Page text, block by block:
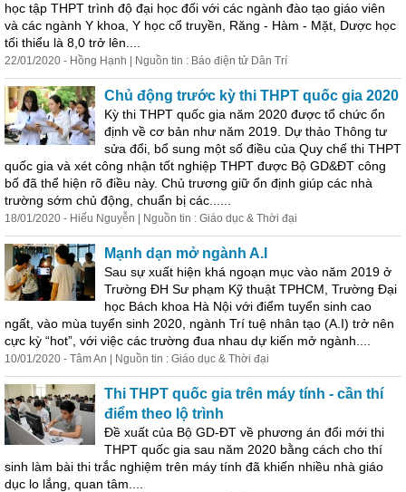
học tập THPT trình độ đại học đối với các ngành đào tạo giáo viên
và các ngành Y khoa, Y học cổ truyền, Răng - Hàm - Mặt, Dược học
tối thiểu là 8,0 trở lên....
22/01/2020 - Hồng Hạnh | Nguồn tin : Báo điện tử Dân Trí
Chủ động trước kỳ thi THPT quốc gia 2020
Kỳ thi THPT quốc gia năm 2020 được tổ chức ổn
định về cơ bản như năm 2019. Dự thảo Thông tư
sửa đổi, bổ sung một số điều của Quy chế thi THPT
quốc gia và xét công nhận tốt nghiệp THPT được Bộ GD&ĐT công
bố đã thể hiện rõ điều này. Chủ trương giữ ổn định giúp các nhà
trường sớm chủ động, chuẩn bị các......
18/01/2020 - Hiếu Nguyễn | Nguồn tin : Giáo dục & Thời đại
Mạnh dạn mở ngành A.I
Sau sự xuất hiện khá ngoạn mục vào năm 2019 ở
Trường ĐH Sư phạm Kỹ thuật TPHCM, Trường Đại
học Bách khoa Hà Nội với điểm tuyển sinh cao
ngất, vào mùa tuyển sinh 2020, ngành Trí tuệ nhân tạo (A.I) trở nên
cực kỳ “hot”, với việc các trường đua nhau dự kiến mở ngành....
10/01/2020 - Tâm An | Nguồn tin : Giáo dục & Thời đại
Thi THPT quốc gia trên máy tính - cần thí
điểm theo lộ trình
Đề xuất của Bộ GD-ĐT về phương án đổi mới thi
THPT quốc gia sau năm 2020 bằng cách cho thí
sinh làm bài thi trắc nghiệm trên máy tính đã khiến nhiều nhà giáo
dục lo lắng, quan tâm....